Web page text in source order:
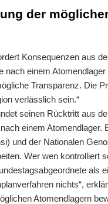
der
Konsequenzen aus
nach einem
Transparenz. Die
verlässlich sein.“
seinen Rücktritt aus
einem
und der Nationalen
Wer wen kontrolliert
als
nichts“,
Atomendlagern